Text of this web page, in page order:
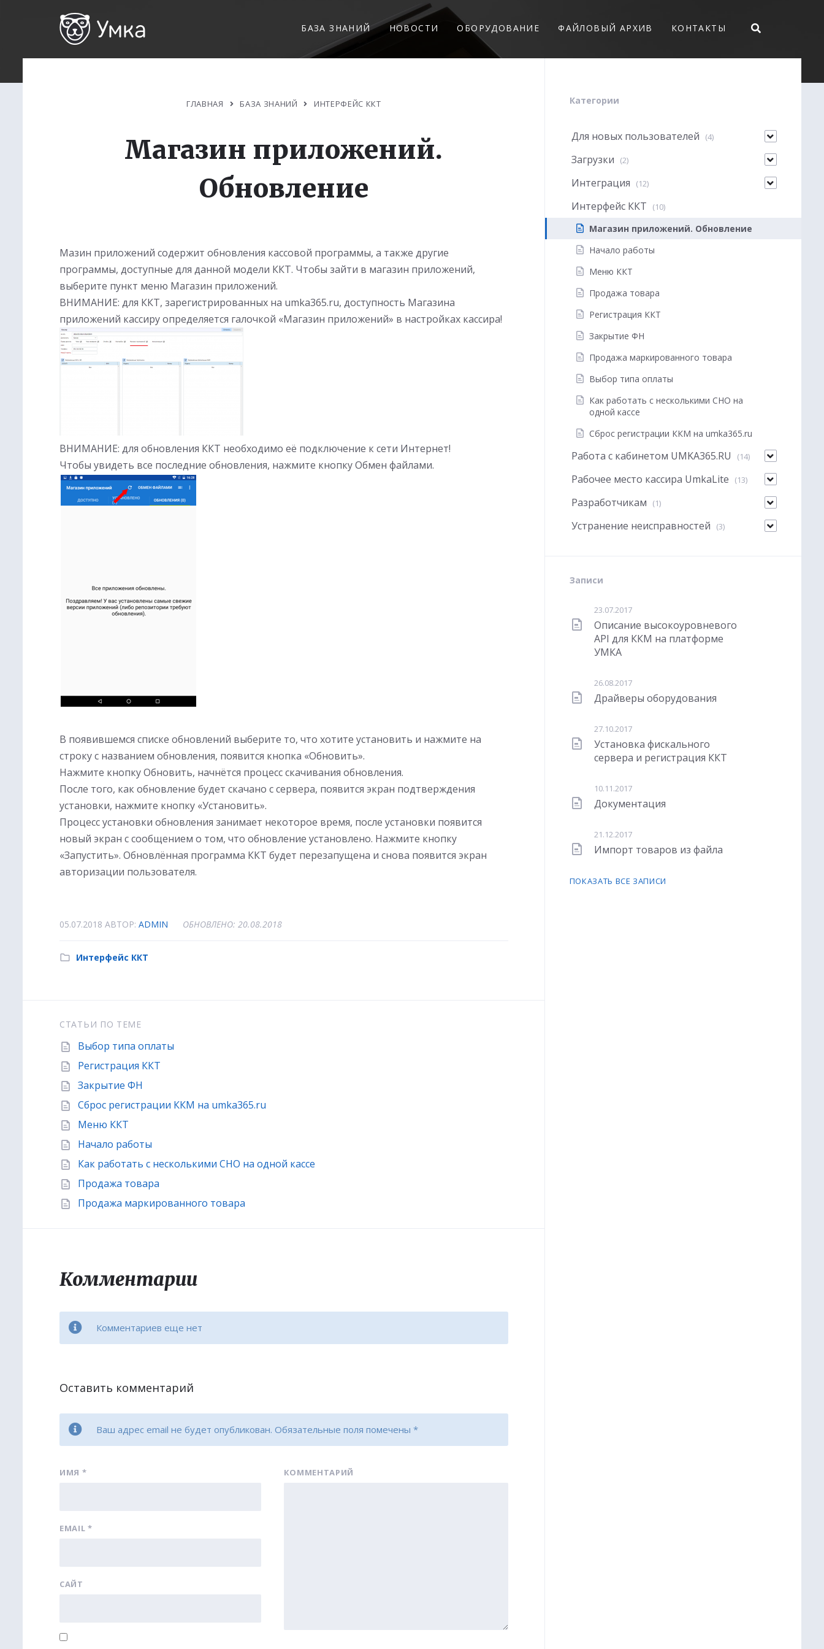
БАЗА ЗНАНИЙ НОВОСТИ ОБОРУДОВАНИЕ ФАЙЛОВЫЙ АРХИВ КОНТАКТЫ
ГЛАВНАЯ БАЗА ЗНАНИЙ ИНТЕРФЕЙС ККТ
Магазин приложений.
Обновление
Мазин приложений содержит обновления кассовой программы, а также другие
программы, доступные для данной модели ККТ. Чтобы зайти в магазин приложений,
выберите пункт меню Магазин приложений.
ВНИМАНИЕ: для ККТ, зарегистрированных на umka365.ru, доступность Магазина
приложений кассиру определяется галочкой «Магазин приложений» в настройках кассира!
ВНИМАНИЕ: для обновления ККТ необходимо её подключение к сети Интернет!
Чтобы увидеть все последние обновления, нажмите кнопку Обмен файлами.
В появившемся списке обновлений выберите то, что хотите установить и нажмите на
строку с названием обновления, появится кнопка «Обновить».
Нажмите кнопку Обновить, начнётся процесс скачивания обновления.
После того, как обновление будет скачано с сервера, появится экран подтверждения
установки, нажмите кнопку «Установить».
Процесс установки обновления занимает некоторое время, после установки появится
новый экран с сообщением о том, что обновление установлено. Нажмите кнопку
«Запустить». Обновлённая программа ККТ будет перезапущена и снова появится экран
авторизации пользователя.
05.07.2018 АВТОР: ADMIN ОБНОВЛЕНО: 20.08.2018
Интерфейс ККТ
СТАТЬИ ПО ТЕМЕ
Выбор типа оплаты
Регистрация ККТ
Закрытие ФН
Сброс регистрации ККМ на umka365.ru
Меню ККТ
Начало работы
Как работать с несколькими СНО на одной кассе
Продажа товара
Продажа маркированного товара
Комментарии
Комментариев еще нет
Оставить комментарий
Ваш адрес email не будет опубликован. Обязательные поля помечены *
КОММЕНТАРИЙ
ИМЯ *
EMAIL *
САЙТ
Категории
Для новых пользователей (4)
Загрузки (2)
Интеграция (12)
Интерфейс ККТ (10)
Магазин приложений. Обновление
Начало работы
Меню ККТ
Продажа товара
Регистрация ККТ
Закрытие ФН
Продажа маркированного товара
Выбор типа оплаты
Как работать с несколькими СНО на
одной кассе
Сброс регистрации ККМ на umka365.ru
Работа с кабинетом UMKA365.RU (14)
Рабочее место кассира UmkaLite (13)
Разработчикам (1)
Устранение неисправностей (3)
Записи
23.07.2017
Описание высокоуровневого
API для ККМ на платформе
УМКА
26.08.2017
Драйверы оборудования
27.10.2017
Установка фискального
сервера и регистрация ККТ
10.11.2017
Документация
21.12.2017
Импорт товаров из файла
ПОКАЗАТЬ ВСЕ ЗАПИСИ